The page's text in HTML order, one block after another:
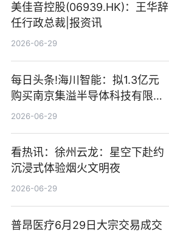
美佳音控股(06939.HK)：王华辞
任行政总裁|报资讯
2026-06-29
每日头条!海川智能：拟1.3亿元
购买南京集溢半导体科技有限公
司15.3%股权
2026-06-29
看热讯：徐州云龙：星空下赴约
沉浸式体验烟火文明夜
2026-06-29
普昂医疗6月29日大宗交易成交